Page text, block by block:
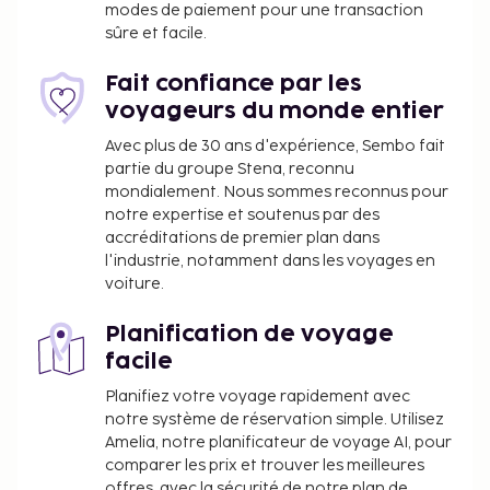
consigne à bagages, un coffre-fort à la réception et
un distributeur automatique de boissons et d'en-
qui caractérisent l'hébergement, notamment
l'accès Wi-Fi à Internet gratuit, un service de
conciergerie et une salle de banquet. Rejoignez les
attractions de la région en deux temps trois
mouvements grâce à la navette payante. Lors de
votre séjour dans cet hôtel, vous pourrez prendre
vos repas dans votre chambre grâce au service
d'étage (horaires limités). Pour bien finir la journée,
déjeuner continental gratuit est servi tous les jours
de 08 h 00 à 10 h 00. Le classement officiel par
étoiles de cet hébergement a été attribué par the
local rating authority.
Vous devrez payer les frais suivants à
l’hébergement. Ces frais peuvent comprendre les
modes de paiement pour une transaction
sûre et facile.
Fait confiance par les
voyageurs du monde entier
Avec plus de 30 ans d'expérience, Sembo fait
partie du groupe Stena, reconnu
mondialement. Nous sommes reconnus pour
notre expertise et soutenus par des
accréditations de premier plan dans
l'industrie, notamment dans les voyages en
voiture.
Planification de voyage
facile
Planifiez votre voyage rapidement avec
notre système de réservation simple. Utilisez
Amelia, notre planificateur de voyage AI, pour
comparer les prix et trouver les meilleures